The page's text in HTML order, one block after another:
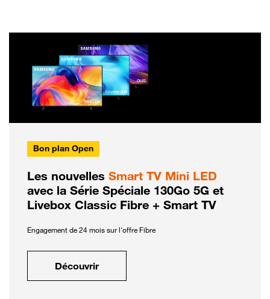
Bon plan Open
Les nouvelles Smart TV Mini LED
avec la Série Spéciale 130Go 5G et
Livebox Classic Fibre + Smart TV
Engagement de 24 mois sur l'offre Fibre
Découvrir